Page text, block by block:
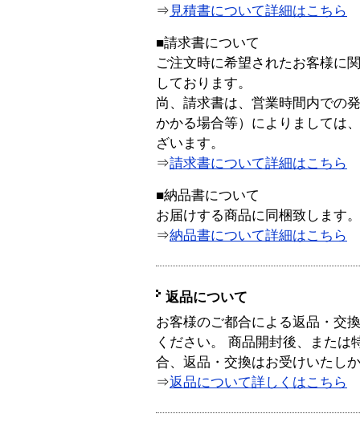
⇒ 見積書について詳細はこちら
■請求書について
ご注文時に希望されたお客様に
しております。
尚、請求書は、営業時間内での
かかる場合等）によりましては
ざいます。
⇒請求書について詳細はこちら
■納品書について
お届けする商品に同梱致します。
⇒納品書について詳細はこちら
返品について
お客様のご都合による返品・交
ください。 商品開封後、または
合、返品・交換はお受けいたし
⇒返品について詳しくはこちら